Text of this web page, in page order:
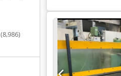
(8,986)